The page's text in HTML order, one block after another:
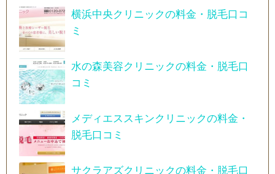
横浜中央クリニックの料金・脱毛口コ
ミ
水の森美容クリニックの料金・脱毛口
コミ
メディエススキンクリニックの料金・
脱毛口コミ
サクラアズクリニックの料金・脱毛口